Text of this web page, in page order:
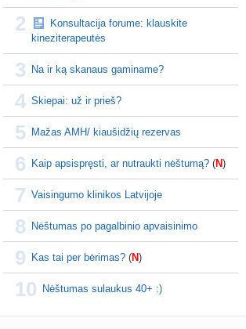
2027 m. vasarinukai🐣
Wonder weeks programėle telefone buvo nice
Mažas AMH/ kiaušidžių rezervas
Kaip db zinot kas ten per vaistas...😅
2
Konsultacija forume: klauskite
kineziterapeutės
3 Na ir ką skanaus gaminame?
4 Skiepai: už ir prieš?
5 Mažas AMH/ kiaušidžių rezervas
6 Kaip apsispręsti, ar nutraukti nėštumą? (N)
7 Vaisingumo klinikos Latvijoje
8 Nėštumas po pagalbinio apvaisinimo
9 Kas tai per bėrimas? (N)
10 Nėštumas sulaukus 40+ :)